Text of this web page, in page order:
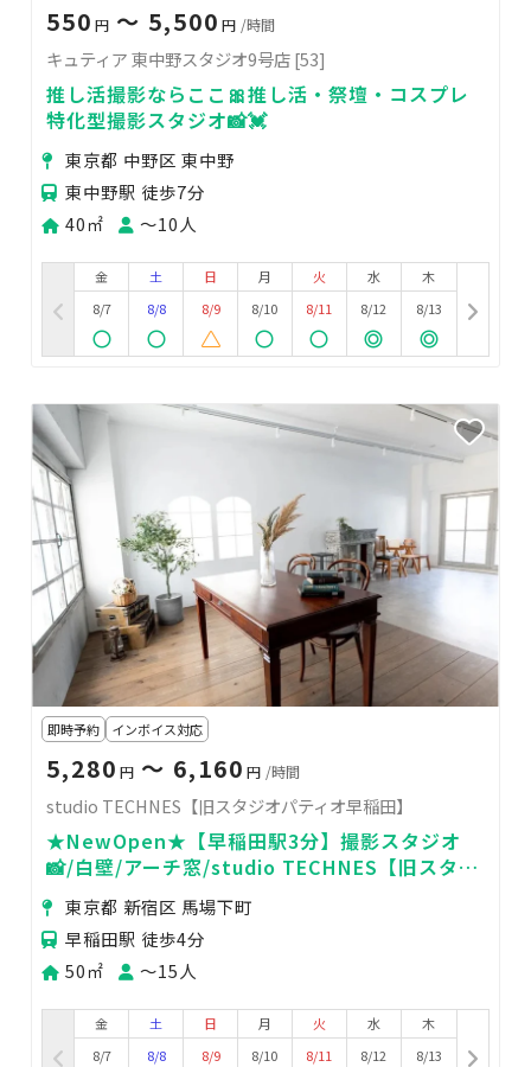
550 円 〜 5,500 円 /時間
キュティア 東中野スタジオ9号店 [53]
推し活撮影ならここ🎀推し活・祭壇・コスプレ
特化型撮影スタジオ📸💓
東京都 中野区 東中野
東中野駅 徒歩7分
40㎡
〜10人
金
8/7
土
8/8
日
8/9
月
8/10
火
8/11
水
8/12
木
8/13
即時予約 インボイス対応
5,280 円 〜 6,160 円 /時間
studio TECHNES【旧スタジオパティオ早稲田】
★NewOpen★【早稲田駅3分】撮影スタジオ
📸/白壁/アーチ窓/studio TECHNES【旧スタジ
オパティオ早稲田】
東京都 新宿区 馬場下町
早稲田駅 徒歩4分
50㎡
〜15人
金
8/7
土
8/8
日
8/9
月
8/10
火
8/11
水
8/12
木
8/13